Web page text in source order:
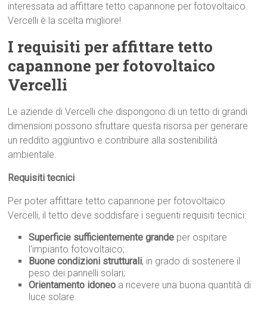
interessata ad affittare tetto capannone per fotovoltaico
Vercelli è la scelta migliore!
I requisiti per affittare tetto
capannone per fotovoltaico
Vercelli
Le aziende di Vercelli che dispongono di un tetto di grandi
dimensioni possono sfruttare questa risorsa per generare
un reddito aggiuntivo e contribuire alla sostenibilità
ambientale.
Requisiti tecnici
Per poter affittare tetto capannone per fotovoltaico
Vercelli, il tetto deve soddisfare i seguenti requisiti tecnici:
Superficie sufficientemente grande per ospitare
l’impianto fotovoltaico;
Buone condizioni strutturali, in grado di sostenere il
peso dei pannelli solari;
Orientamento idoneo a ricevere una buona quantità di
luce solare.